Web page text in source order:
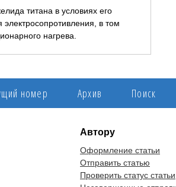
титана в условиях его
в том
нагрева.
номер Архив Поиск
Автору
Оформление статьи
Отправить статью
Проверить статус статьи